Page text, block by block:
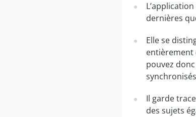
dernières
Elle se
entièrement
pouvez
Il garde
des sujets